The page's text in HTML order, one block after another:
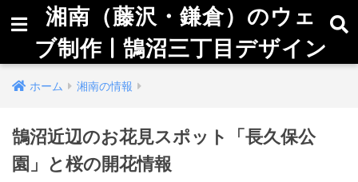
湘南（藤沢・鎌倉）のウェ
ブ制作 | 鵠沼三丁目デザイン
ホーム 湘南の情報
鵠沼近辺のお花見スポット「長久保公
園」と桜の開花情報